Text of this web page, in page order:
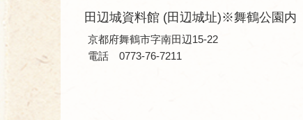
田辺城資料館 (田辺城址)※舞鶴公園内
京都府舞鶴市字南田辺15-22
電話 0773-76-7211